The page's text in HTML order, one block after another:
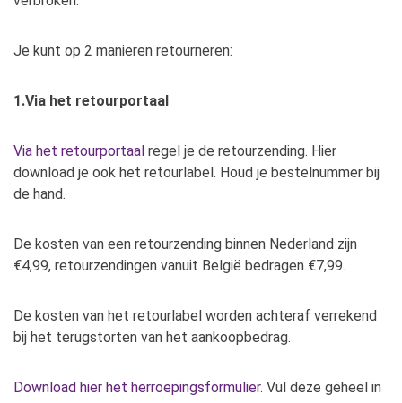
Je kunt op 2 manieren retourneren:
1.Via het retourportaal
Via het retourportaal regel je de retourzending. Hier
download je ook het retourlabel. Houd je bestelnummer bij
de hand.
De kosten van een retourzending binnen Nederland zijn
€4,99, retourzendingen vanuit België bedragen €7,99.
De kosten van het retourlabel worden achteraf verrekend
bij het terugstorten van het aankoopbedrag.
Download hier het herroepingsformulier. Vul deze geheel in